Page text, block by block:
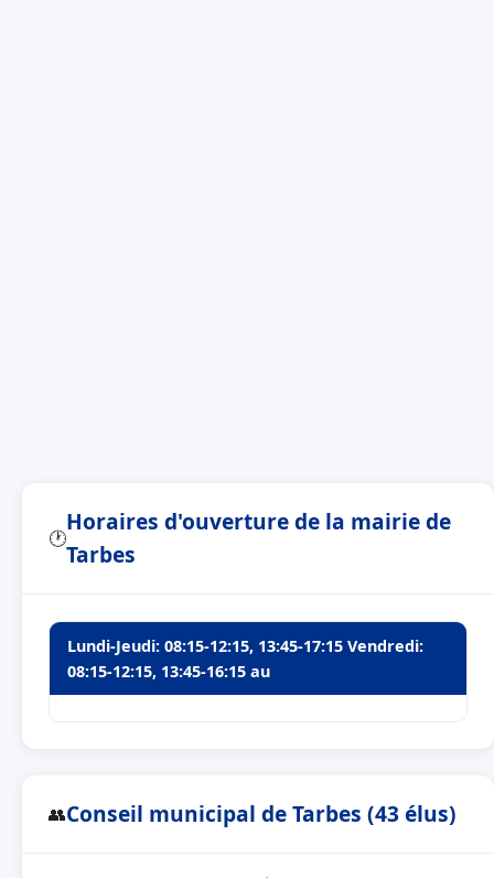
🕐
Horaires d'ouverture de la mairie de
Tarbes
Lundi-Jeudi: 08:15-12:15, 13:45-17:15 Vendredi:
08:15-12:15, 13:45-16:15 au
👥Conseil municipal de Tarbes (43 élus)